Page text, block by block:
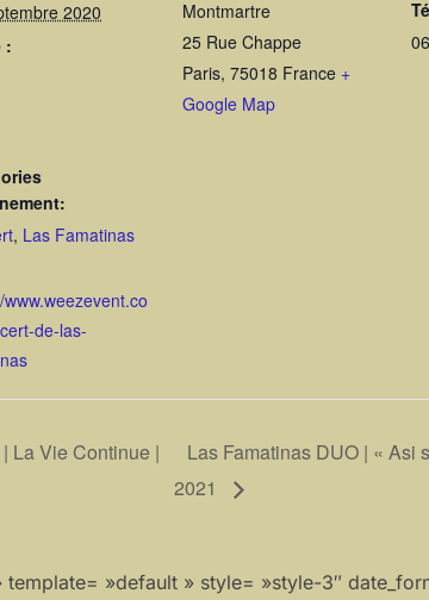
2020
:
, Las Famatinas
de-las-
Montmartre
25 Rue Chappe
Paris, 75018 France +
Google Map
La Vie Continue |
Las Famatinas DUO | « Asi
2021
»default » style= »style-3″